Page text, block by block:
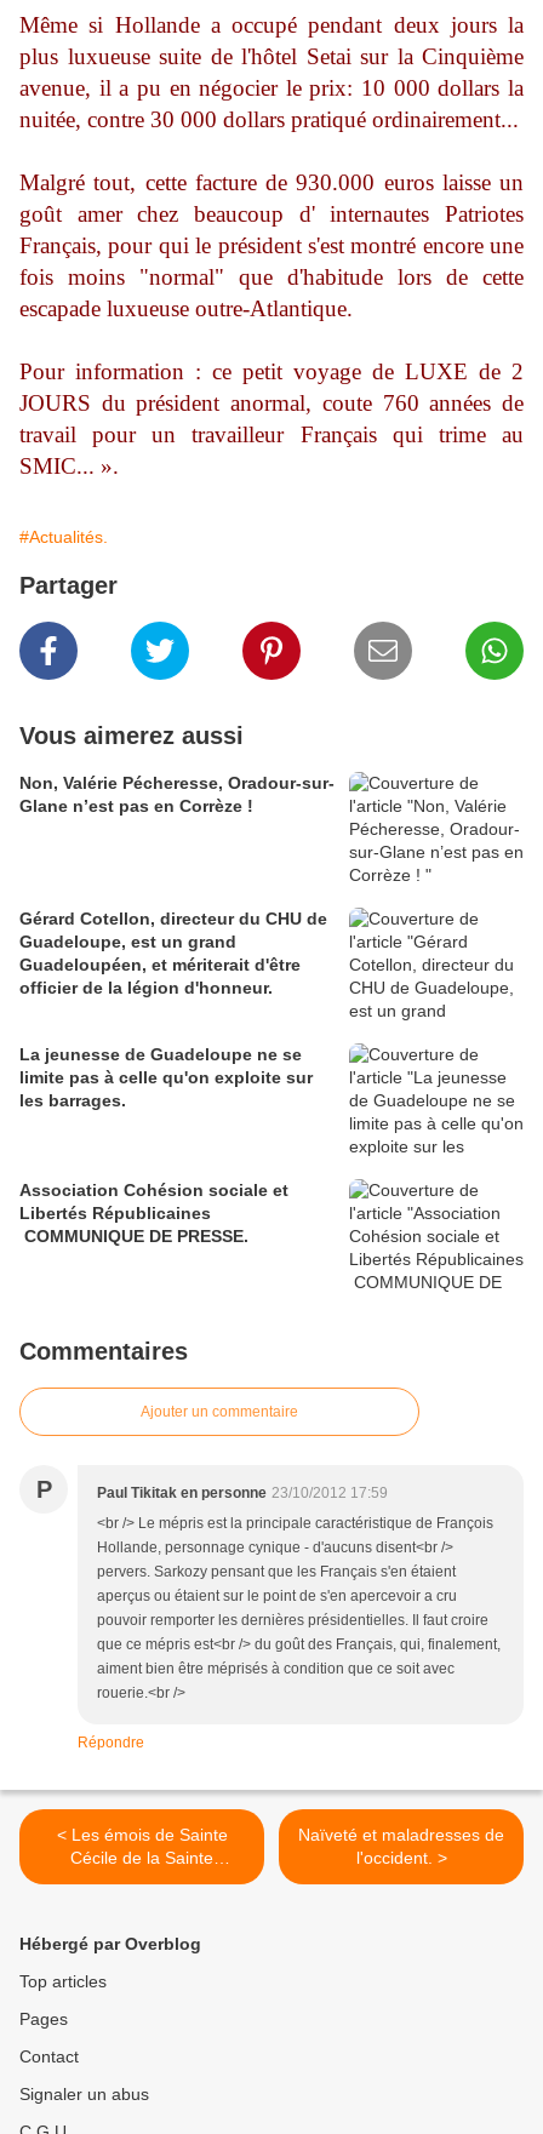
Même si Hollande a occupé pendant deux jours la
plus luxueuse suite de l'hôtel Setai sur la Cinquième
avenue, il a pu en négocier le prix: 10 000 dollars la
nuitée, contre 30 000 dollars pratiqué ordinairement...
Malgré tout, cette facture de 930.000 euros laisse un
goût amer chez beaucoup d' internautes Patriotes
Français, pour qui le président s'est montré encore une
fois moins "normal" que d'habitude lors de cette
escapade luxueuse outre-Atlantique.
Pour information : ce petit voyage de LUXE de 2
JOURS du président anormal, coute 760 années de
travail pour un travailleur Français qui trime au
SMIC... ».
#Actualités.
Partager
Vous aimerez aussi
Non, Valérie Pécheresse, Oradour-sur-
Glane n’est pas en Corrèze !
Gérard Cotellon, directeur du CHU de
Guadeloupe, est un grand
Guadeloupéen, et mériterait d'être
officier de la légion d'honneur.
La jeunesse de Guadeloupe ne se
limite pas à celle qu'on exploite sur
les barrages.
Association Cohésion sociale et
Libertés Républicaines
COMMUNIQUE DE PRESSE.
Commentaires
Ajouter un commentaire
P Paul Tikitak en personne 23/10/2012 17:59
<br /> Le mépris est la principale caractéristique de François
Hollande, personnage cynique - d'aucuns disent<br />
pervers. Sarkozy pensant que les Français s'en étaient
aperçus ou étaient sur le point de s'en apercevoir a cru
pouvoir remporter les dernières présidentielles. Il faut croire
que ce mépris est<br /> du goût des Français, qui, finalement,
aiment bien être méprisés à condition que ce soit avec
rouerie.<br />
Répondre
< Les émois de Sainte
Cécile de la Sainte
Compassion.
Naïveté et maladresses de
l'occident. >
Hébergé par Overblog
Top articles
Pages
Contact
Signaler un abus